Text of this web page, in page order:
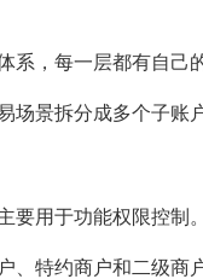
系，每一层都有自己
场景拆分成多个子账
要用于功能权限控制。
、特约商户和二级商